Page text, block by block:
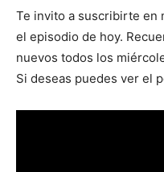
Te invito a suscribirte en
el episodio de hoy.
nuevos todos los
Si deseas puedes ver el